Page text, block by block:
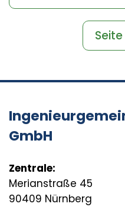
GmbH
Zentrale:
Merianstraße 45
90409 Nürnberg